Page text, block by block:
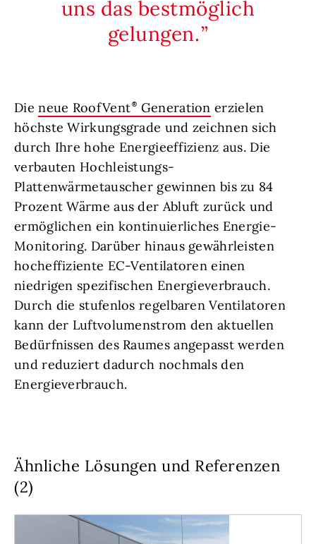
uns das bestmöglich
gelungen.
Dieneue RoofVent Generation erzielen
höchste Wirkungsgrade und zeichnen sich
durch Ihre hohe Energieeffizienz aus. Die
verbauten Hochleistungs-
Plattenwärmetauscher gewinnen bis zu 84
Prozent Wärme aus der Abluft zurück und
ermöglichen ein kontinuierliches Energie-
Monitoring. Darüber hinaus gewährleisten
hocheffiziente EC-Ventilatoren einen
niedrigen spezifischen Energieverbrauch.
Durch die stufenlos regelbaren Ventilatoren
kann der Luftvolumenstrom den aktuellen
Bedürfnissen des Raumes angepasst werden
und reduziert dadurch nochmals den
Energieverbrauch.
Ähnliche Lösungen und Referenzen
(2)